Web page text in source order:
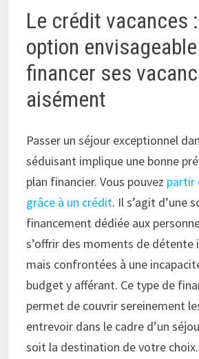
Le crédit vacances
option
financer ses
aisément
Passer un séjour exceptionnel
séduisant implique une bonne
plan financier. Vous pouvez partir
grâce à un crédit. Il s’agit d’une
financement dédiée aux
s’offrir des moments de détente
mais confrontées à une
budget y afférant. Ce type de
permet de couvrir sereinement
entrevoir dans le cadre d’un
soit la destination de votre